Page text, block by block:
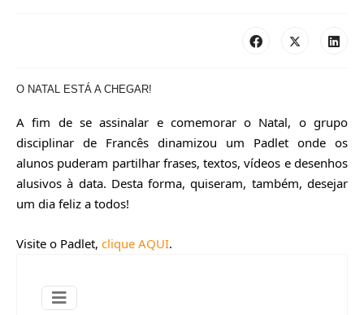
O NATAL ESTÁ A CHEGAR!
A fim de se assinalar e comemorar o Natal, o grupo
disciplinar de Francês dinamizou um Padlet onde os
alunos puderam partilhar frases, textos, vídeos e desenhos
alusivos à data. Desta forma, quiseram, também, desejar
um dia feliz a todos!
Visite o Padlet, clique AQUI.